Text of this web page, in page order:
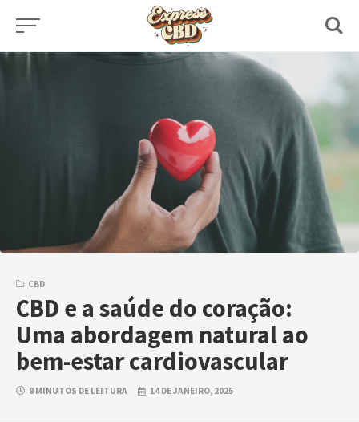
Skip
content
CBD
CBD e a saúde do coração:
Uma abordagem natural ao
bem-estar cardiovascular
8 MINUTOS DE LEITURA 14 DE JANEIRO, 2025